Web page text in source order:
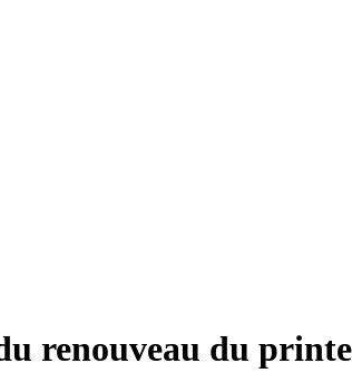
renouveau du